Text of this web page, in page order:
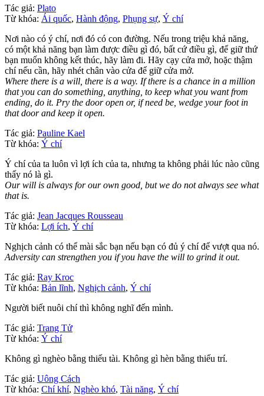
Tác giả: Plato
Từ khóa: Ái quốc, Hành động, Phụng sự, Ý chí
Nơi nào có ý chí, nơi đó có con đường. Nếu trong triệu khả năng,
có một khả năng bạn làm được điều gì đó, bất cứ điều gì, để giữ thứ
bạn muốn không kết thúc, hãy làm đi. Hãy cạy cửa mở, hoặc thậm
chí nếu cần, hãy nhét chân vào cửa để giữ cửa mở.
Where there is a will, there is a way. If there is a chance in a million
that you can do something, anything, to keep what you want from
ending, do it. Pry the door open or, if need be, wedge your foot in
that door and keep it open.
Tác giả: Pauline Kael
Từ khóa: Ý chí
Ý chí của ta luôn vì lợi ích của ta, nhưng ta không phải lúc nào cũng
thấy nó là gì.
Our will is always for our own good, but we do not always see what
that is.
Tác giả: Jean Jacques Rousseau
Từ khóa: Lợi ích, Ý chí
Nghịch cảnh có thể mài sắc bạn nếu bạn có đủ ý chí để vượt qua nó.
Adversity can strengthen you if you have the will to grind it out.
Tác giả: Ray Kroc
Từ khóa: Bản lĩnh, Nghịch cảnh, Ý chí
Người biết nuôi chí thì không nghĩ đến mình.
Tác giả: Trang Tử
Từ khóa: Ý chí
Không gì nghèo bằng thiếu tài. Không gì hèn bằng thiếu trí.
Tác giả: Uông Cách
Từ khóa: Chí khí, Nghèo khó, Tài năng, Ý chí